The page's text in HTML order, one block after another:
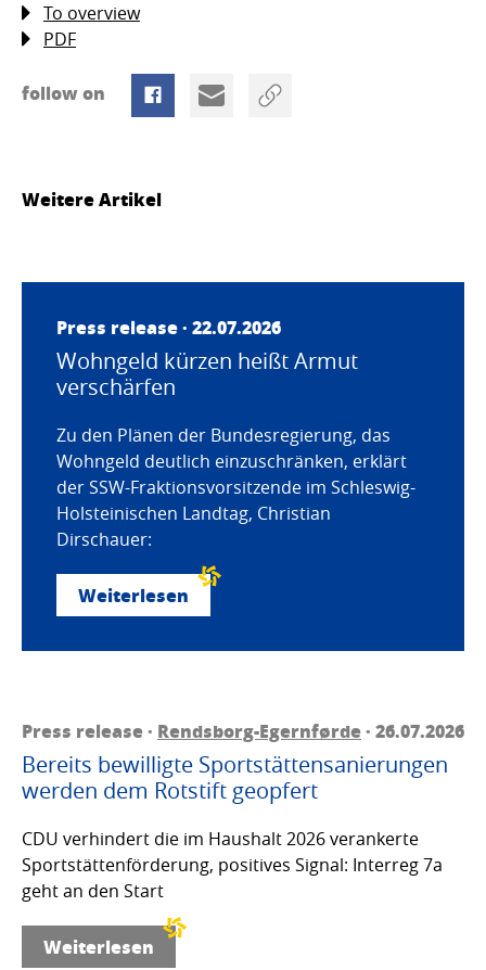
To overview
PDF
follow on
Weitere Artikel
Press release · 22.07.2026
Wohngeld kürzen heißt Armut
verschärfen
Zu den Plänen der Bundesregierung, das
Wohngeld deutlich einzuschränken, erklärt
der SSW-Fraktionsvorsitzende im Schleswig-
Holsteinischen Landtag, Christian
Dirschauer:
Weiterlesen
Press release · Rendsborg-Egernførde· 26.07.2026
Bereits bewilligte Sportstättensanierungen
werden dem Rotstift geopfert
CDU verhindert die im Haushalt 2026 verankerte
Sportstättenförderung, positives Signal: Interreg 7a
geht an den Start
Weiterlesen